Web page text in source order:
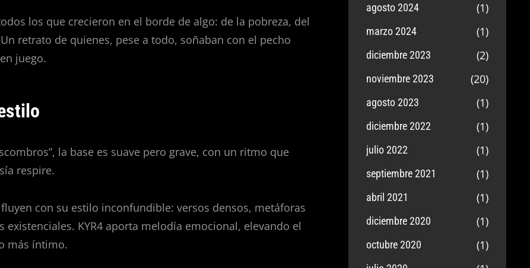
los que crecieron en el borde de algo: de la pobreza, del
retrato de quienes, pese a todo, soñaban con el pecho
juego.
la base es suave pero grave, con un ritmo que
respire.
con su estilo inconfundible: versos densos, metáforas
existenciales. KYR4 aporta melodía emocional, elevando el
más íntimo.
agosto 2024 (1)
marzo 2024 (1)
diciembre 2023 (2)
noviembre 2023 (20)
agosto 2023 (1)
diciembre 2022 (1)
julio 2022 (1)
septiembre 2021 (1)
abril 2021 (1)
diciembre 2020 (1)
octubre 2020 (1)